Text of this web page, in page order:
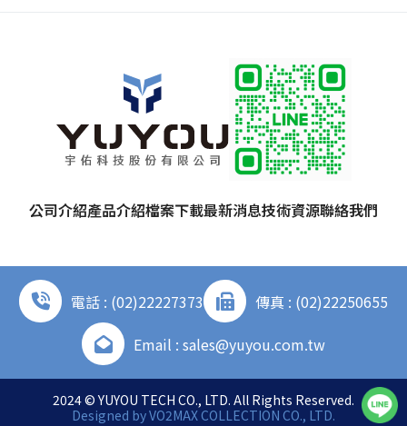
公司介紹產品介紹檔案下載最新消息技術資源聯絡我們
電話 : (02)22227373
傳真 : (02)22250655
Email : sales@yuyou.com.tw
2024 © YUYOU TECH CO., LTD. All Rights Reserved.
Designed byVO2MAX COLLECTION CO., LTD.